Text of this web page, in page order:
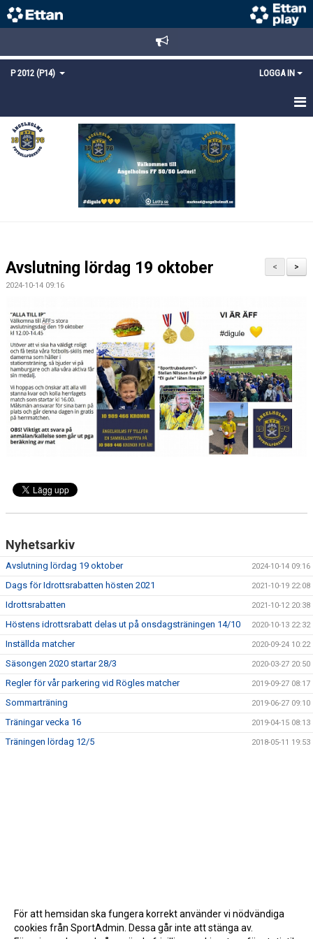
P 2012 (P14) LOGGA IN
HEM
TRUPPEN
>
<
Avslutning lördag 19 oktober
2024-10-14 09:16
Nyhetsarkiv
Avslutning lördag 19 oktober 2024-10-14 09:16
Dags för Idrottsrabatten hösten 2021 2021-10-19 22:08
Idrottsrabatten 2021-10-12 20:38
Höstens idrottsrabatt delas ut på onsdagsträningen 14/10 2020-10-13 22:32
Inställda matcher 2020-09-24 10:22
Säsongen 2020 startar 28/3 2020-03-27 20:50
Regler för vår parkering vid Rögles matcher 2019-09-27 08:17
Sommarträning 2019-06-27 09:10
Träningar vecka 16 2019-04-15 08:13
Träningen lördag 12/5 2018-05-11 19:53
För att hemsidan ska fungera korrekt använder vi nödvändiga
cookies från SportAdmin. Dessa går inte att stänga av.